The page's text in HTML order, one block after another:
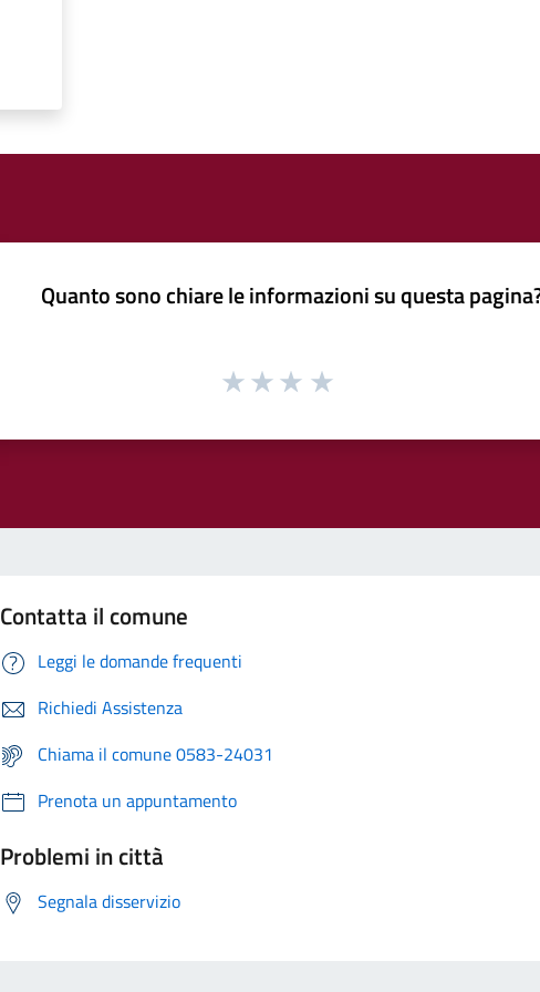
Quanto sono chiare le informazioni su questa
Contatta il comune
Leggi le domande frequenti
Richiedi Assistenza
Chiama il comune 0583-24031
Prenota un appuntamento
Problemi in città
Segnala disservizio